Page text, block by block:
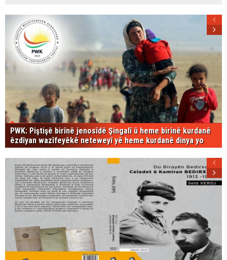
PWK: Piştişê birînê jenosîdê Şingalî û heme birînê kurdanê
êzdîyan wazîfeyêkê neteweyî yê heme kurdanê dinya yo